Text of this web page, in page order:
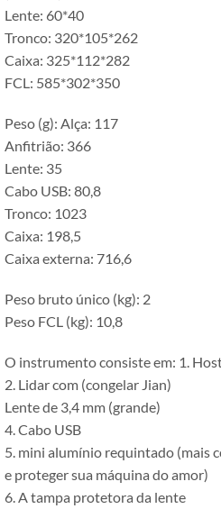
Lente: 60*40
Tronco: 320*105*262
Caixa: 325*112*282
FCL: 585*302*350
Peso (g): Alça: 117
Anfitrião: 366
Lente: 35
Cabo USB: 80,8
Tronco: 1023
Caixa: 198,5
Caixa externa: 716,6
Peso bruto único (kg): 2
Peso FCL (kg): 10,8
O instrumento consiste em: 1.
2. Lidar com (congelar Jian)
Lente de 3,4 mm (grande)
4. Cabo USB
5. mini alumínio requintado (mais
e proteger sua máquina do amor)
6. A tampa protetora da lente